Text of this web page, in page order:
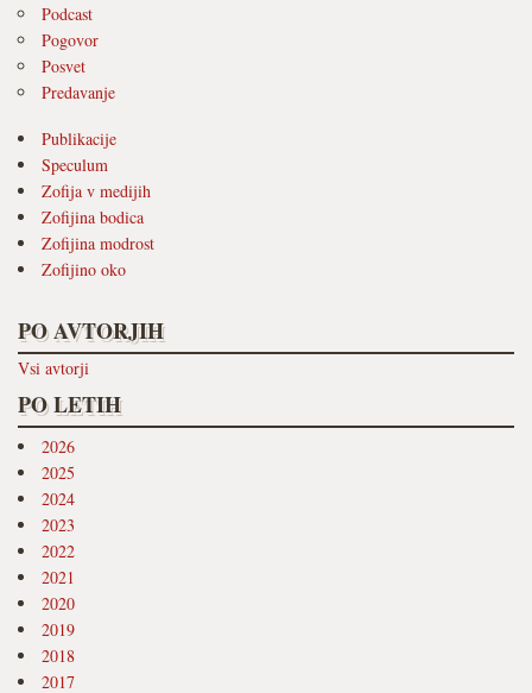
Podcast
Pogovor
Posvet
Predavanje
Publikacije
Speculum
Zofija v medijih
Zofijina bodica
Zofijina modrost
Zofijino oko
PO AVTORJIH
Vsi avtorji
PO LETIH
2026
2025
2024
2023
2022
2021
2020
2019
2018
2017